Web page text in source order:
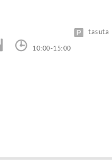
10:00-15:00
tasuta